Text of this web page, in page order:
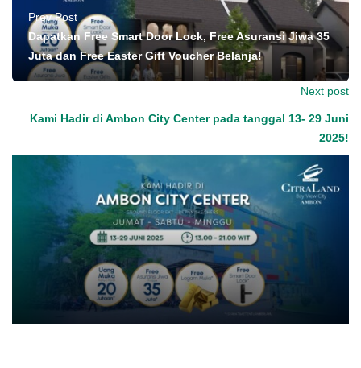
Prev Post
Dapatkan Free Smart Door Lock, Free Asuransi Jiwa 35
Juta dan Free Easter Gift Voucher Belanja!
Next post
Kami Hadir di Ambon City Center pada tanggal 13- 29 Juni
2025!